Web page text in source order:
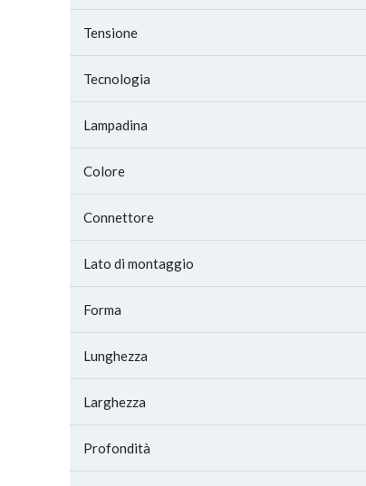
Tensione
Tecnologia
Lampadina
Colore
Connettore
Lato di montaggio
Forma
Lunghezza
Larghezza
Profondità